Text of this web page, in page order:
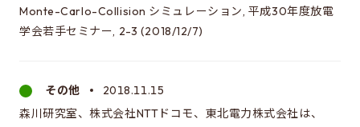
Monte-Carlo-Collision シミュレーション, 平成30年度放電
学会若手セミナー, 2-3 (2018/12/7)
その他
2018.11.15
森川研究室、株式会社NTTドコモ、東北電力株式会社は、